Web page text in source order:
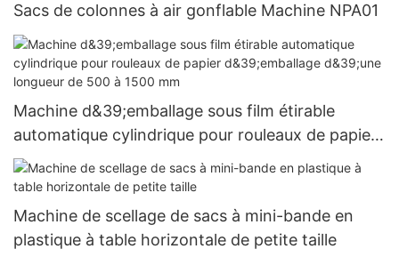
Sacs de colonnes à air gonflable Machine NPA01
Machine d&39;emballage sous film étirable
automatique cylindrique pour rouleaux de papier
d&39;emballage d&39;une longueur de 500 à
1500 mm
Machine de scellage de sacs à mini-bande en
plastique à table horizontale de petite taille